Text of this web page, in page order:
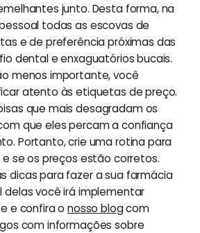
junto. Desta forma, na
todas as escovas de
e de preferência próximas das
dental e enxaguatórios bucais.
menos importante, você
atento às etiquetas de preço.
que mais desagradam os
que eles percam a confiança
Portanto, crie uma rotina para
se os preços estão corretos.
dicas para fazer a sua farmácia
delas você irá implementar
e confira onosso blogcom
com informações sobre